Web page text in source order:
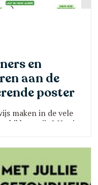
en
aan de
poster
maken in de vele
zijn? Het is